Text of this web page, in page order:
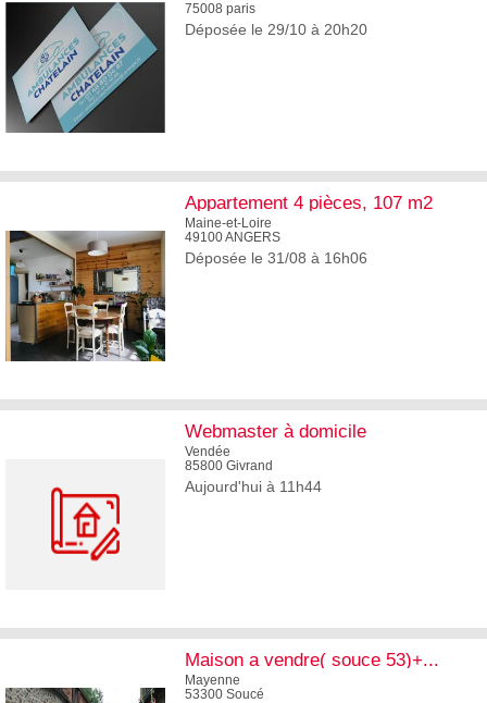
75008 paris
Déposée le 29/10 à 20h20
Appartement 4 pièces, 107 m2
Maine-et-Loire
49100 ANGERS
Déposée le 31/08 à 16h06
Webmaster à domicile
Vendée
85800 Givrand
Aujourd'hui à 11h44
Maison a vendre( souce 53)+...
Mayenne
53300 Soucé